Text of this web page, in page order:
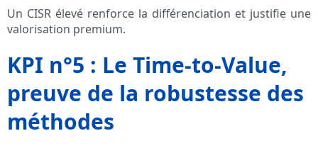
Un CISR élevé renforce la différenciation et justifie une
valorisation premium.
KPI n°5 : Le Time-to-Value,
preuve de la robustesse des
méthodes